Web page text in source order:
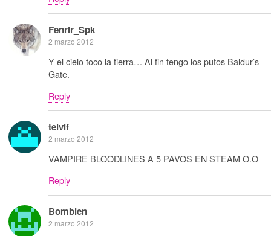
Fenrir_Spk
2 marzo 2012
Y el cielo toco la tierra… Al fin tengo los putos Baldur’s
Gate.
Reply
telvif
2 marzo 2012
VAMPIRE BLOODLINES A 5 PAVOS EN STEAM O.O
Reply
Bombien
2 marzo 2012